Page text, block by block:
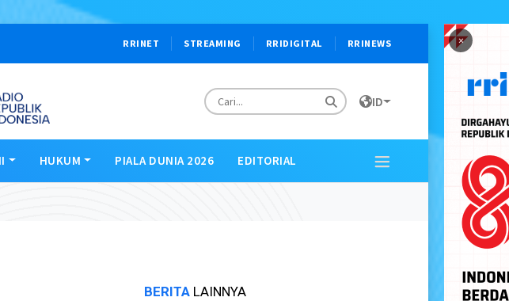
×
RRINET STREAMING RRIDIGITAL RRINEWS
ID
HUKUM PIALA DUNIA 2026 EDITORIAL
BERITA LAINNYA